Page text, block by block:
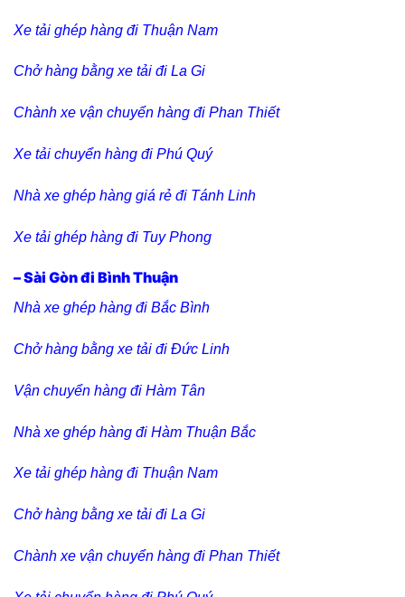
Xe tải ghép hàng đi Thuận Nam
Chở hàng bằng xe tải đi La Gi
Chành xe vận chuyển hàng đi Phan Thiết
Xe tải chuyển hàng đi Phú Quý
Nhà xe ghép hàng giá rẻ đi Tánh Linh
Xe tải ghép hàng đi Tuy Phong
– Sài Gòn đi Bình Thuận
Nhà xe ghép hàng đi Bắc Bình
Chở hàng bằng xe tải đi Đức Linh
Vận chuyển hàng đi Hàm Tân
Nhà xe ghép hàng đi Hàm Thuận Bắc
Xe tải ghép hàng đi Thuận Nam
Chở hàng bằng xe tải đi La Gi
Chành xe vận chuyển hàng đi Phan Thiết